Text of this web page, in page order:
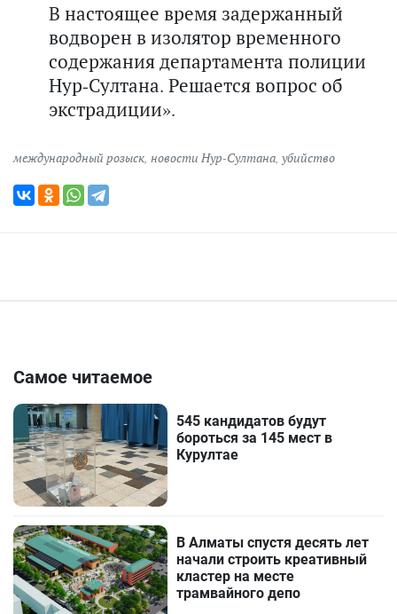
В настоящее время задержанный
водворен в изолятор временного
содержания департамента полиции
Нур-Султана. Решается вопрос об
экстрадиции».
международный розыск, новости Нур-Султана, убийство
Самое читаемое
545 кандидатов будут
бороться за 145 мест в
Курултае
В Алматы спустя десять лет
начали строить креативный
кластер на месте
трамвайного депо